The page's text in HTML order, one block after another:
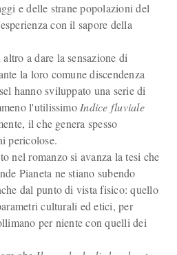
e delle strane popolazioni del
con il sapore della
a dare la sensazione di
la loro comune discendenza
hanno sviluppato una serie di
l'utilissimo Indice fluviale
il che genera spesso
pericolose.
nel romanzo si avanza la tesi che
Pianeta ne stiano subendo
dal punto di vista fisico: quello
culturali ed etici, per
per niente con quelli dei